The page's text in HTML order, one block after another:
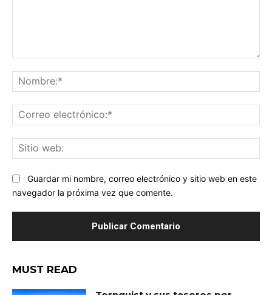
Guardar mi nombre, correo electrónico y sitio web en este
navegador la próxima vez que comente.
MUST READ